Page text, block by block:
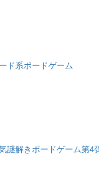
ド系ボードゲーム
謎解きボードゲーム第4